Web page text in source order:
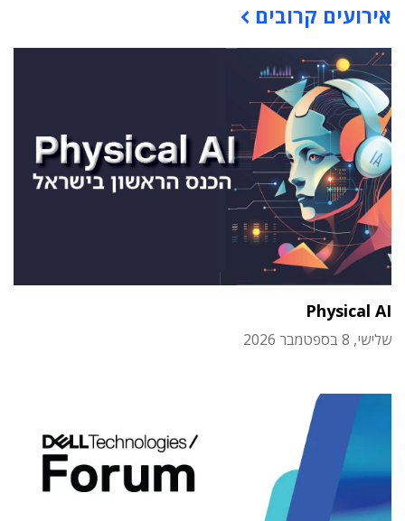
אירועים קרובים
Physical AI
שלישי, 8 בספטמבר 2026